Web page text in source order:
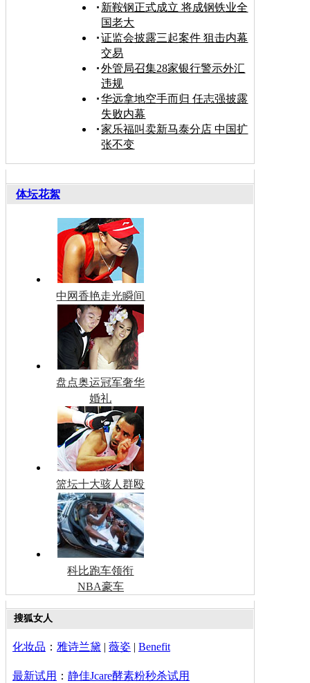
新鞍钢正式成立 将成钢铁业全
国老大
证监会披露三起案件 狙击内幕
交易
外管局召集28家银行警示外汇
违规
华远拿地空手而归 任志强披露
失败内幕
家乐福叫卖新马泰分店 中国扩
张不变
体坛花絮
中网香艳走光瞬间
盘点奥运冠军奢华
婚礼
篮坛十大骇人群殴
科比跑车领衔
NBA豪车
搜狐女人
化妆品 ： 雅诗兰黛 | 薇姿 | Benefit
最新试用 ： 静佳Jcare酵素粉秒杀试用